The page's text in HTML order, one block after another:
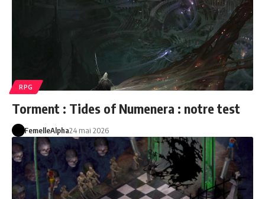
RPG
Torment : Tides of Numenera : notre test
FemelleAlpha24 mai 2026